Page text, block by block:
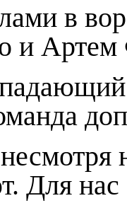
в
и
Для